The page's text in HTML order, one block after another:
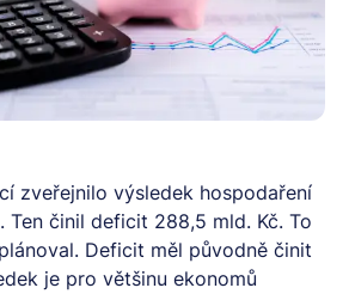
zveřejnilo výsledek hospodaření
Ten činil deficit 288,5 mld. Kč. To
Deficit měl původně činit
je pro většinu ekonomů